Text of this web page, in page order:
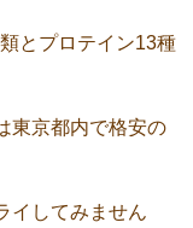
とプロテイン13種
東京都内で格安の
イしてみません